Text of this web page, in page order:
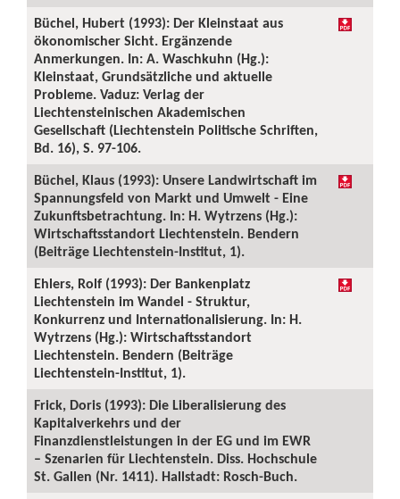
Büchel, Hubert (1993): Der Kleinstaat aus
ökonomischer Sicht. Ergänzende
Anmerkungen. In: A. Waschkuhn (Hg.):
Kleinstaat, Grundsätzliche und aktuelle
Probleme. Vaduz: Verlag der
Liechtensteinischen Akademischen
Gesellschaft (Liechtenstein Politische Schriften,
Bd. 16), S. 97-106.
Büchel, Klaus (1993): Unsere Landwirtschaft im
Spannungsfeld von Markt und Umwelt - Eine
Zukunftsbetrachtung. In: H. Wytrzens (Hg.):
Wirtschaftsstandort Liechtenstein. Bendern
(Beiträge Liechtenstein-Institut, 1).
Ehlers, Rolf (1993): Der Bankenplatz
Liechtenstein im Wandel - Struktur,
Konkurrenz und Internationalisierung. In: H.
Wytrzens (Hg.): Wirtschaftsstandort
Liechtenstein. Bendern (Beiträge
Liechtenstein-Institut, 1).
Frick, Doris (1993): Die Liberalisierung des
Kapitalverkehrs und der
Finanzdienstleistungen in der EG und im EWR
– Szenarien für Liechtenstein. Diss. Hochschule
St. Gallen (Nr. 1411). Hallstadt: Rosch-Buch.